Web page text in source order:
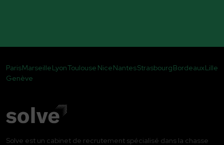
ParisMarseilleLyonToulouse NiceNantesStrasbourgBordeauxLille
Genève
Solve est un cabinet de recrutement spécialisé dans la chasse